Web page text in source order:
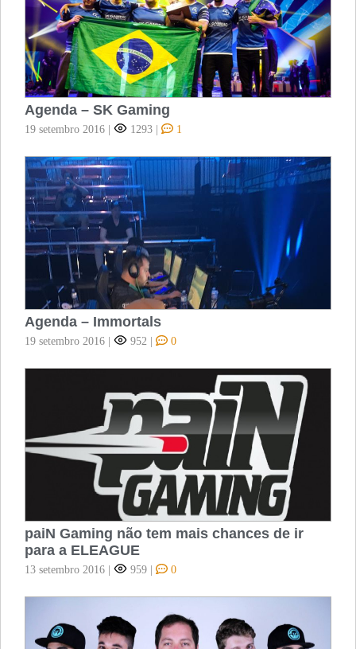
Agenda – SK Gaming
19 setembro 2016 | 1293 | 1
Agenda – Immortals
19 setembro 2016 | 952 | 0
paiN Gaming não tem mais chances de ir
para a ELEAGUE
13 setembro 2016 | 959 | 0